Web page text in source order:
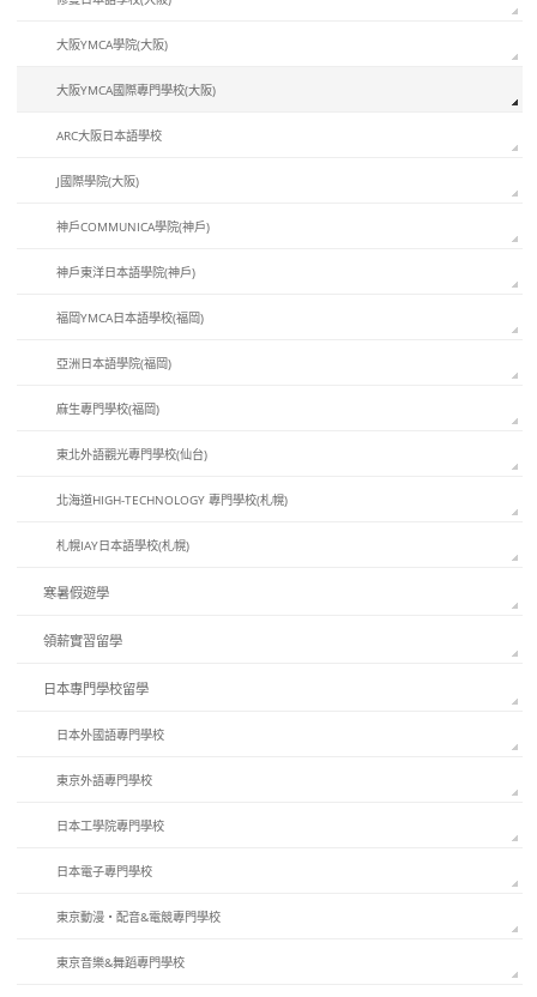
大阪YMCA學院(大阪)
大阪YMCA國際專門學校(大阪)
ARC大阪日本語學校
J國際學院(大阪)
神戶COMMUNICA學院(神戶)
神戶東洋日本語學院(神戶)
福岡YMCA日本語學校(福岡)
亞洲日本語學院(福岡)
麻生專門學校(福岡)
東北外語觀光專門學校(仙台)
北海道HIGH-TECHNOLOGY 專門學校(札幌)
札幌IAY日本語學校(札幌)
寒暑假遊學
領薪實習留學
日本專門學校留學
日本外國語專門學校
東京外語專門學校
日本工學院專門學校
日本電子專門學校
東京動漫・配音&電競專門學校
東京音樂&舞蹈專門學校